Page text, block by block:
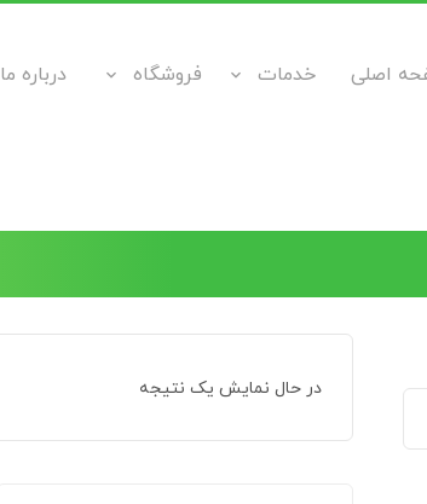
اصلی خدمات فروشگاه درباره ما
در حال نمایش یک نتیجه